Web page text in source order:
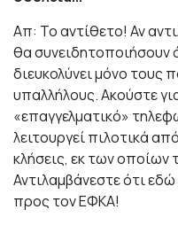
Απ: Το αντίθετο! Αν
θα συνειδητοποιήσουν
διευκολύνει μόνο τους
υπαλλήλους. Ακούστε
«επαγγελματικό»
λειτουργεί πιλοτικά
κλήσεις, εκ των
Αντιλαμβάνεστε ότι
προς τον ΕΦΚΑ!